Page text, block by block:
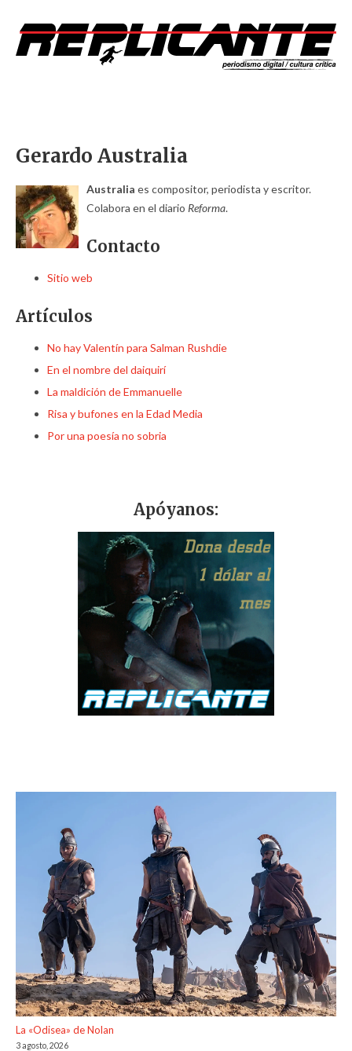
Gerardo Australia
Australia es compositor, periodista y escritor.
Colabora en el diario Reforma.
Contacto
Sitio web
Artículos
No hay Valentín para Salman Rushdie
En el nombre del daiquirí
La maldición de Emmanuelle
Risa y bufones en la Edad Media
Por una poesía no sobria
Apóyanos:
La «Odisea» de Nolan
3 agosto, 2026